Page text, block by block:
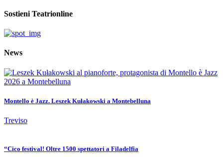
Sostieni Teatrionline
News
Montello è Jazz. Leszek Kułakowski a Montebelluna
Treviso
“Cico festival! Oltre 1500 spettatori a Filadelfia